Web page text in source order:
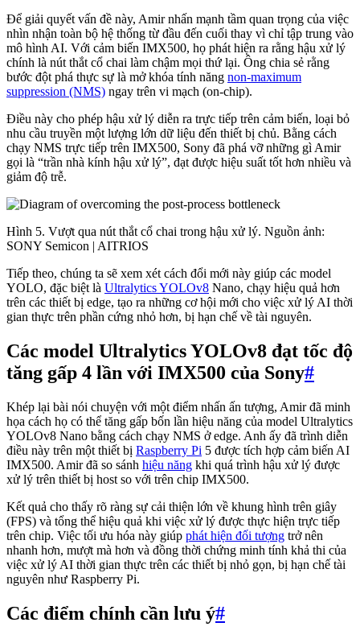
Để giải quyết vấn đề này, Amir nhấn mạnh tầm quan trọng của việc
nhìn nhận toàn bộ hệ thống từ đầu đến cuối thay vì chỉ tập trung vào
mô hình AI. Với cảm biến IMX500, họ phát hiện ra rằng hậu xử lý
chính là nút thắt cổ chai làm chậm mọi thứ lại. Ông chia sẻ rằng
bước đột phá thực sự là mở khóa tính năng non-maximum
suppression (NMS) ngay trên vi mạch (on-chip).
Điều này cho phép hậu xử lý diễn ra trực tiếp trên cảm biến, loại bỏ
nhu cầu truyền một lượng lớn dữ liệu đến thiết bị chủ. Bằng cách
chạy NMS trực tiếp trên IMX500, Sony đã phá vỡ những gì Amir
gọi là “trần nhà kính hậu xử lý”, đạt được hiệu suất tốt hơn nhiều và
giảm độ trễ.
Hình 5. Vượt qua nút thắt cổ chai trong hậu xử lý. Nguồn ảnh:
SONY Semicon | AITRIOS
Tiếp theo, chúng ta sẽ xem xét cách đổi mới này giúp các model
YOLO, đặc biệt là Ultralytics YOLOv8 Nano, chạy hiệu quả hơn
trên các thiết bị edge, tạo ra những cơ hội mới cho việc xử lý AI thời
gian thực trên phần cứng nhỏ hơn, bị hạn chế về tài nguyên.
Các model Ultralytics YOLOv8 đạt tốc độ
tăng gấp 4 lần với IMX500 của Sony#
Khép lại bài nói chuyện với một điểm nhấn ấn tượng, Amir đã minh
họa cách họ có thể tăng gấp bốn lần hiệu năng của model Ultralytics
YOLOv8 Nano bằng cách chạy NMS ở edge. Anh ấy đã trình diễn
điều này trên một thiết bị Raspberry Pi 5 được tích hợp cảm biến AI
IMX500. Amir đã so sánh hiệu năng khi quá trình hậu xử lý được
xử lý trên thiết bị host so với trên chip IMX500.
Kết quả cho thấy rõ ràng sự cải thiện lớn về khung hình trên giây
(FPS) và tổng thể hiệu quả khi việc xử lý được thực hiện trực tiếp
trên chip. Việc tối ưu hóa này giúp phát hiện đối tượng trở nên
nhanh hơn, mượt mà hơn và đồng thời chứng minh tính khả thi của
việc xử lý AI thời gian thực trên các thiết bị nhỏ gọn, bị hạn chế tài
nguyên như Raspberry Pi.
Các điểm chính cần lưu ý#